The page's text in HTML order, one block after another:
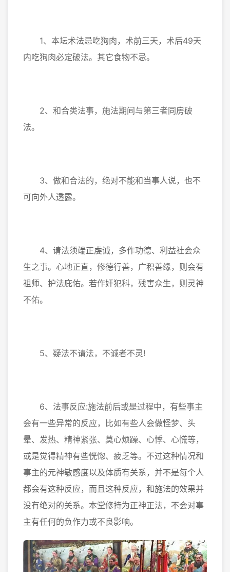
1、本坛术法忌吃狗肉，术前三天，术后49天
内吃狗肉必定破法。其它食物不忌。
2、和合类法事，施法期间与第三者同房破
法。
3、做和合法的，绝对不能和当事人说，也不
可向外人透露。
4、请法须端正虔诚，多作功德、利益社会众
生之事。心地正直，修德行善，广积善缘，则会有
祖师、护法庇佑。若作奸犯科，残害众生，则灵神
不佑。
5、疑法不请法，不诚者不灵!
6、法事反应:施法前后或是过程中，有些事主
会有一些异常的反应，比如有些人会做怪梦、头
晕、发热、精神紧张、莫心烦躁、心悸、心慌等，
或是觉得精神有些恍惚、疲乏等。不过这种情况和
事主的元神敏感度以及体质有关系，并不是每个人
都会有这种反应，而且这种反应，和施法的效果并
没有绝对的关系。本堂修持为正神正法，不会对事
主有任何的负作力或不良影响。